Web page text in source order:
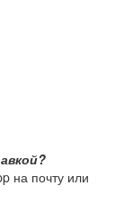
на почту или